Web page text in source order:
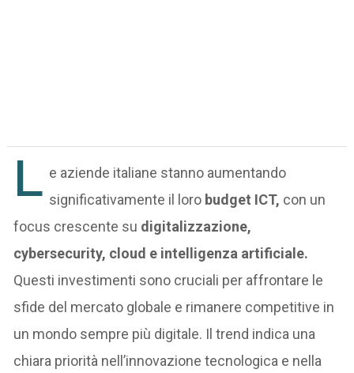
L e aziende italiane stanno aumentando
significativamente il loro budget ICT, con un
focus crescente su digitalizzazione,
cybersecurity, cloud e intelligenza artificiale.
Questi investimenti sono cruciali per affrontare le
sfide del mercato globale e rimanere competitive in
un mondo sempre più digitale. Il trend indica una
chiara priorità nell’innovazione tecnologica e nella